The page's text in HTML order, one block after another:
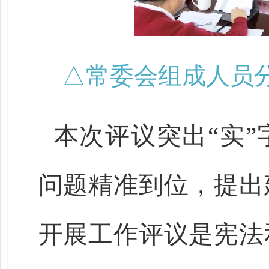
△常委会组成人员
本次评议突出“实
问题精准到位，提
开展工作评议是宪